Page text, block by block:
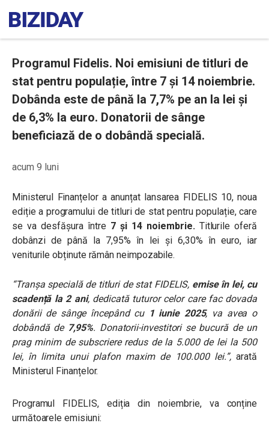
Programul Fidelis. Noi emisiuni de titluri de
stat pentru populație, între 7 și 14 noiembrie.
Dobânda este de până la 7,7% pe an la lei și
de 6,3% la euro. Donatorii de sânge
beneficiază de o dobândă specială.
acum 9 luni
Ministerul Finanțelor a anunțat lansarea FIDELIS 10, noua
ediție a programului de titluri de stat pentru populație, care
se va desfășura între 7 și 14 noiembrie.Titlurile oferă
dobânzi de până la 7,95% în lei și 6,30% în euro, iar
veniturile obținute rămân neimpozabile.
“Tranșa specială de titluri de stat FIDELIS, emise în lei, cu
scadență la 2 ani, dedicată tuturor celor care fac dovada
donării de sânge începând cu 1 iunie 2025, va avea o
dobândă de 7,95%. Donatorii-investitori se bucură de un
prag minim de subscriere redus de la 5.000 de lei la 500
lei, în limita unui plafon maxim de 100.000 lei.”,arată
Ministerul Finanțelor.
Programul FIDELIS, ediția din noiembrie, va conține
următoarele emisiuni: